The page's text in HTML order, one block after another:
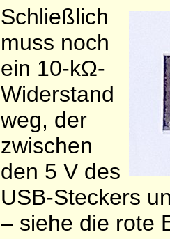
Schließlich
muss noch
ein 10-kΩ-
Widerstand
weg, der
zwischen
den 5 V des
USB-Steckers
– siehe die rote